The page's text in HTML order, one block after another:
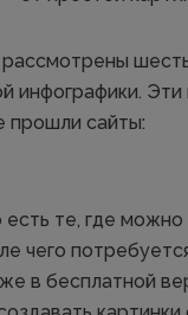
инфографики.
прошли сайты:
есть те, где
чего
в бесплатной